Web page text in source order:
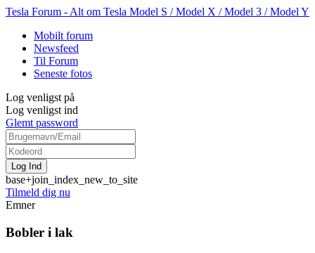
Tesla Forum - Alt om Tesla Model S / Model X / Model 3 / Model Y
Mobilt forum
Newsfeed
Til Forum
Seneste fotos
Log venligst på
Log venligst ind
Glemt password
base+join_index_new_to_site
Tilmeld dig nu
Emner
Bobler i lak